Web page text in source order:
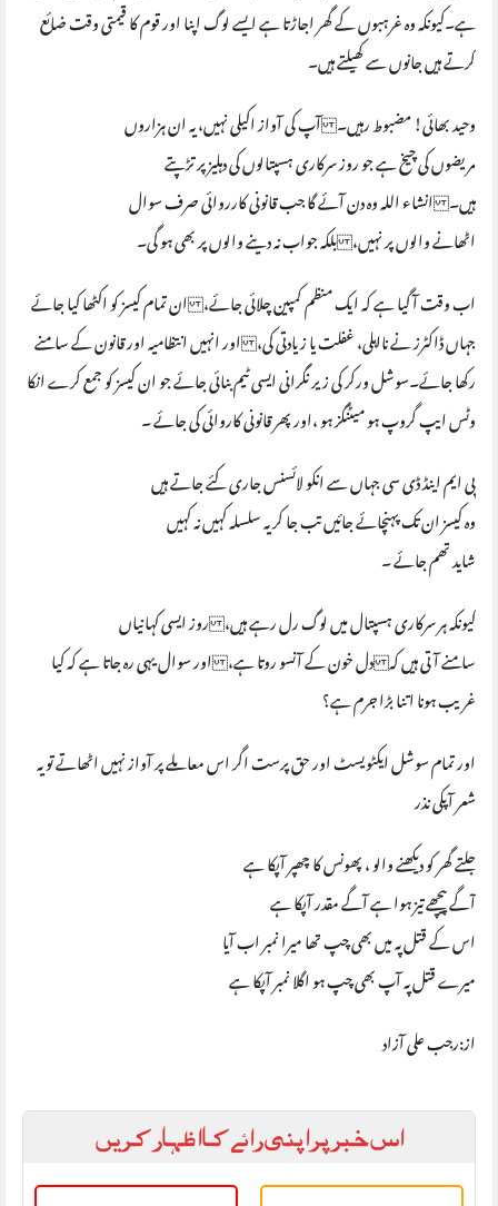
ہے۔کیونکہ وہ غرہبوں کے گھر اجاڑتا ہے ایسے لوگ اپنا اور قوم کا قیمتی وقت ضائع
کرتے ہیں جانوں سے کھیلتے ہیں۔
وحید بھائی! مضبوط رہیں۔ آپ کی آواز اکیلی نہیں، یہ ان ہزاروں
مریضوں کی چیخ ہے جو روز سرکاری ہسپتالوں کی دہلیز پر تڑپتے
ہیں۔ انشاء اللہ وہ دن آئے گا جب قانونی کارروائی صرف سوال
اٹھانے والوں پر نہیں، بلکہ جواب نہ دینے والوں پر بھی ہو گی۔
اب وقت آ گیا ہے کہ ایک منظم کمپین چلائی جائے، ان تمام کیسز کو اکٹھا کیا جائے
جہاں ڈاکٹرز نے نااہلی، غفلت یا زیادتی کی، اور انہیں انتظامیہ اور قانون کے سامنے
رکھا جائے۔سوشل ورکر کی زیر نگرانی ایسی ٹیم بنائی جائے جو ان کیسز کو جمع کرے انکا
وٹس ایپ گروپ ہو میٹنگز ہو ،اور پھر قانونی کاروائی کی جائے ۔
پی ایم اینڈ ڈی سی جہاں سے انکو لائسنس جاری کئے جاتے ہیں
وہ کیسز ان تک پہنچائے جائیں تب جا کر یہ سلسلہ کہیں نہ کہیں
شاید تھم جائے ۔
کیونکہ ہر سرکاری ہسپتال میں لوگ رل رہے ہیں، روز ایسی کہانیاں
سامنے آتی ہیں کہ دل خون کے آنسو روتا ہے، اور سوال یہی رہ جاتا ہے کہ کیا
غریب ہونا اتنا بڑا جرم ہے؟
اور تمام سوشل ایکٹویسٹ اور حق پرست اگر اس معاملے پر آواز نہیں اٹھاتے تو یہ
شعر آپکی نذر
جلتے گھر کو دیکھنے والو ، پھونس کا چھپر آپکا ہے
آگے پیچھے تیز ہوا ہے آگے مقدر آپکا ہے
اس کے قتل پہ میں بھی چپ تھا میرا نمبر اب آیا
میرے قتل پہ آپ بھی چپ ہو اگلا نمبر آپکا ہے
از:رجب علی آزاد
اس خبر پر اپنی رائے کا اظہار کریں